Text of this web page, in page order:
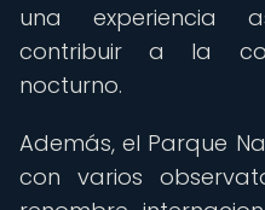
una experiencia
contribuir a la
nocturno.
Además, el Parque
con varios